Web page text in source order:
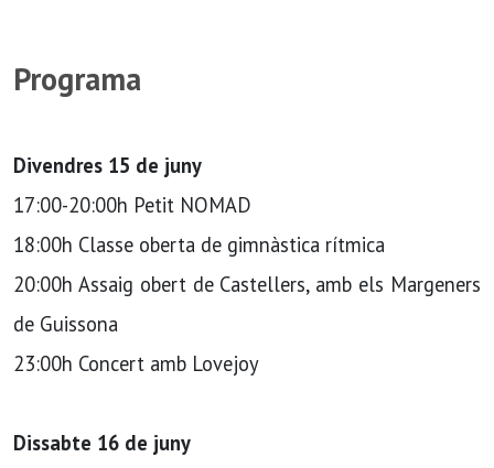
Programa
Divendres 15 de juny
17:00-20:00h Petit NOMAD
18:00h Classe oberta de gimnàstica rítmica
20:00h Assaig obert de Castellers, amb els Margeners
de Guissona
23:00h Concert amb Lovejoy
Dissabte 16 de juny